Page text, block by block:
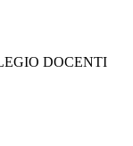
DOCENTI